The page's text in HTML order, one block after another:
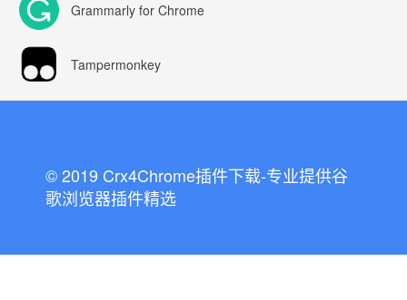
Grammarly for Chrome
Tampermonkey
© 2019 Crx4Chrome插件下载-专业提供谷
歌浏览器插件精选